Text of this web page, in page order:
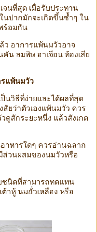
จนที่สุด เมื่อรับประทาน
ปากมักจะเกิดขึ้นซ้ำๆ ใน
ร้อมกัน
ว อาการแพ้นมวัวอาจ
น ลมพิษ อาเจียน ท้องเสีย
แพ้นมวัว
ป็นวิธีที่ง่ายและได้ผลที่สุด
ยว่าตัวเองแพ้นมวัว ควร
สักระยะหนึ่ง แล้วสังเกต
าหารใดๆ ควรอ่านฉลาก
ส่วนผสมของนมวัวหรือ
ชนิดที่สามารถทดแทน
าหู้ นมถั่วเหลือง หรือ